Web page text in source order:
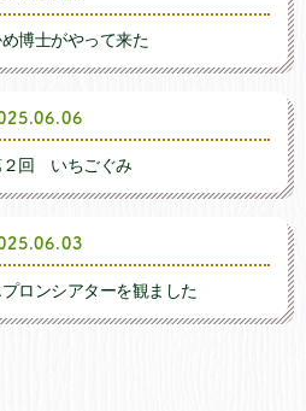
）
）
博士がやって来た
２回 いちごぐみ
ロンシアターを観ました